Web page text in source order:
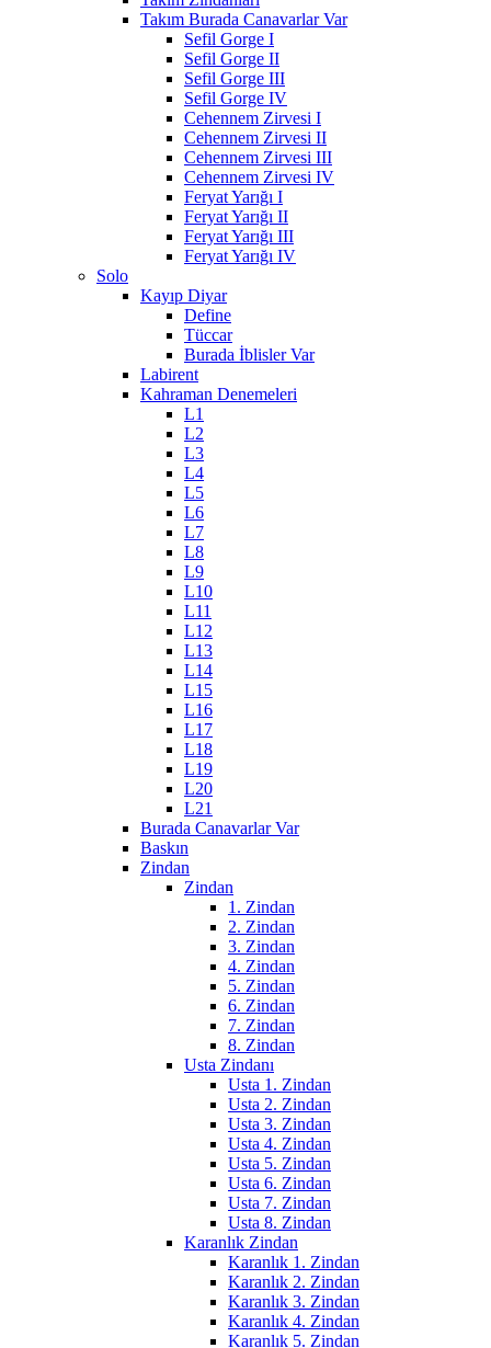
Takım Burada Canavarlar Var
Sefil Gorge I
Sefil Gorge II
Sefil Gorge III
Sefil Gorge IV
Cehennem Zirvesi I
Cehennem Zirvesi II
Cehennem Zirvesi III
Cehennem Zirvesi IV
Feryat Yarığı I
Feryat Yarığı II
Feryat Yarığı III
Feryat Yarığı IV
Solo
Kayıp Diyar
Define
Tüccar
Burada İblisler Var
Labirent
Kahraman Denemeleri
L1
L2
L3
L4
L5
L6
L7
L8
L9
L10
L11
L12
L13
L14
L15
L16
L17
L18
L19
L20
L21
Burada Canavarlar Var
Baskın
Zindan
Zindan
1. Zindan
2. Zindan
3. Zindan
4. Zindan
5. Zindan
6. Zindan
7. Zindan
8. Zindan
Usta Zindanı
Usta 1. Zindan
Usta 2. Zindan
Usta 3. Zindan
Usta 4. Zindan
Usta 5. Zindan
Usta 6. Zindan
Usta 7. Zindan
Usta 8. Zindan
Karanlık Zindan
Karanlık 1. Zindan
Karanlık 2. Zindan
Karanlık 3. Zindan
Karanlık 4. Zindan
Karanlık 5. Zindan